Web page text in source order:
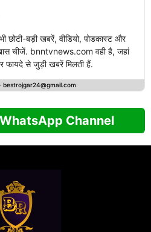
छोटी-बड़ी खबरें, वीडियो, पोडकास्ट और
चीजें. bnntvnews.com वही है, जहां
फायदे से जुड़ी खबरें मिलती हैं.
bestrojgar24@gmail.com
Channel